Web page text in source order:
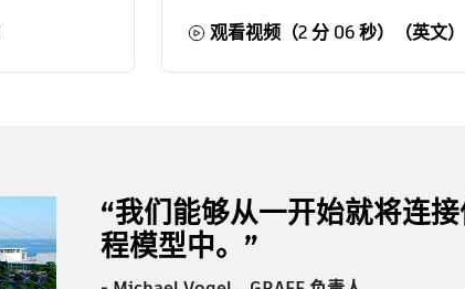
观看视频（2 分 06 秒）（英文）
“我们能够从一开始就将连
程模型中。”